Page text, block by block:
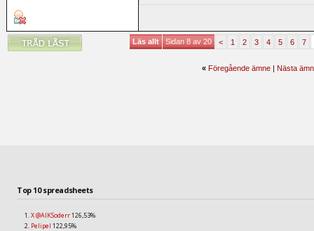
Läs allt Sidan 8 av 20 < 1 2 3 4 5 6 7
« Föregående ämne| Nästa
Top 10 spreadsheets
X @AIKSoderr126,53%
Pelipel 122,95%